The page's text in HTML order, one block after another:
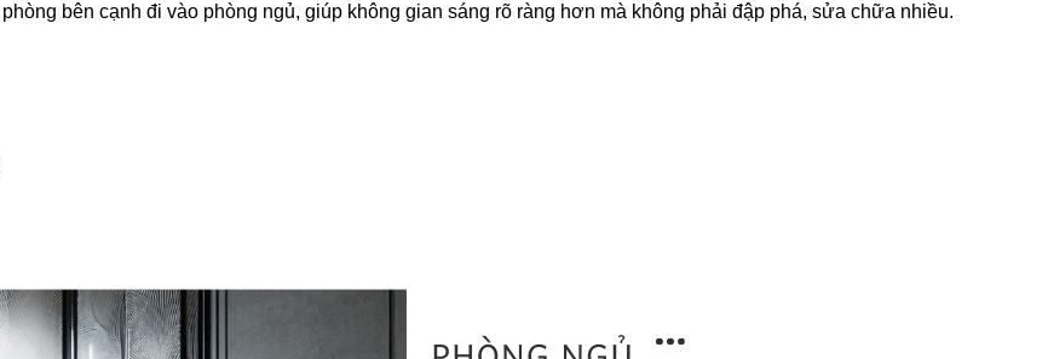
bên cạnh đi vào phòng ngủ, giúp không gian sáng rõ ràng hơn mà không phải đập phá, sửa chữa nhiều.